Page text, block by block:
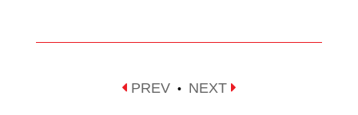
PREV • NEXT